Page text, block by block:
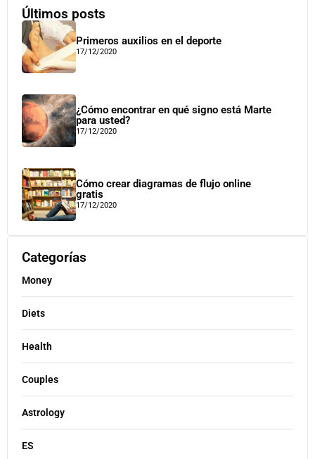
Últimos posts
Primeros auxilios en el deporte
17/12/2020
¿Cómo encontrar en qué signo está Marte
para usted?
17/12/2020
Cómo crear diagramas de flujo online
gratis
17/12/2020
Categorías
Money
Diets
Health
Couples
Astrology
ES